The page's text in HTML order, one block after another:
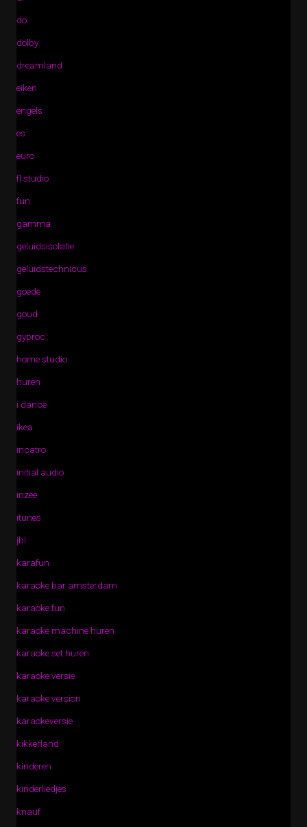
do
dolby
dreamland
eiken
engels
es
euro
fl studio
fun
gamma
geluidsisolatie
geluidstechnicus
goede
goud
gyproc
home studio
huren
i dance
ikea
incatro
initial audio
inzee
itunes
jbl
karafun
karaoke bar amsterdam
karaoke fun
karaoke machine huren
karaoke set huren
karaoke versie
karaoke version
karaokeversie
kikkerland
kinderen
kinderliedjes
knauf